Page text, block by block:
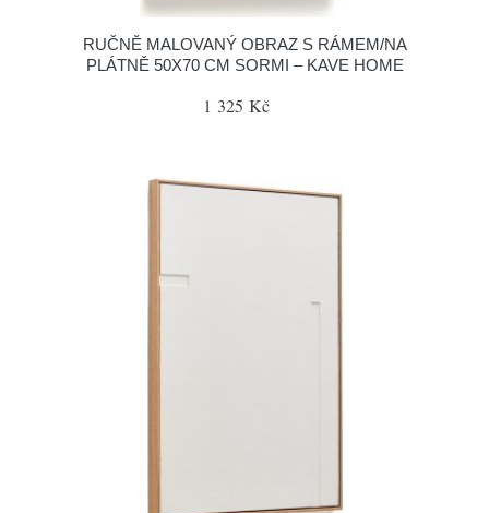
RUČNĚ MALOVANÝ OBRAZ S RÁMEM/NA
PLÁTNĚ 50X70 CM SORMI – KAVE HOME
1 325 Kč